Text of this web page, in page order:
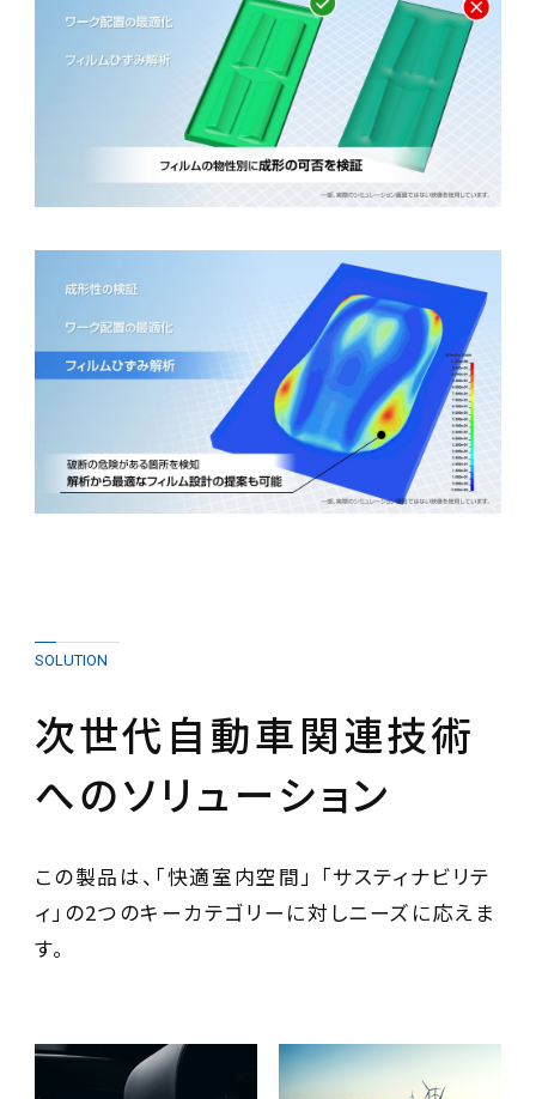
SOLUTION
次世代自動車関連技術
へのソリューション
この製品は、「快適室内空間」 「サスティナビリテ
ィ」の2つのキーカテゴリーに対しニーズに応えま
す。